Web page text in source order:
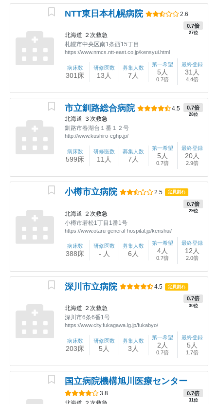
NTT東日本札幌病院 2.6
0.7倍
27位
北海道 ２次救急
札幌市中央区南1条西15丁目
https://www.nmcs.ntt-east.co.jp/kensyui.html
病床数
301床
研修医数
13人
募集人数
7人
第一希望
5人
0.7倍
最終登録
31人
4.4倍
市立釧路総合病院 4.5 0.7倍
28位
北海道 ３次救急
釧路市春湖台１番１２号
http://www.kushiro-cghp.jp/
病床数
599床
研修医数
11人
募集人数
7人
第一希望
5人
0.7倍
最終登録
20人
2.9倍
小樽市立病院 2.5 定員割れ
0.7倍
29位
北海道 ２次救急
小樽市若松1丁目1番1号
https://www.otaru-general-hospital.jp/kenshui/
病床数
388床
研修医数
- 人
募集人数
6人
第一希望
4人
0.7倍
最終登録
12人
2.0倍
深川市立病院 4.5 定員割れ
0.7倍
30位
北海道 ２次救急
深川市6条6番1号
https://www.city.fukagawa.lg.jp/fukabyo/
病床数
203床
研修医数
5人
募集人数
3人
第一希望
2人
0.7倍
最終登録
5人
1.7倍
国立病院機構旭川医療センター
3.8 0.7倍
31位